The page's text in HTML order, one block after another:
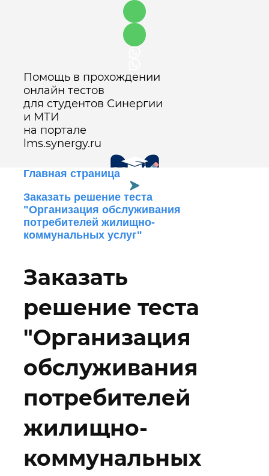
Помощь в прохождении
онлайн тестов
для студентов Синергии
и МТИ
на портале
lms.synergy.ru
Оставить заявку
Главная страница
Заказать решение теста
"Организация обслуживания
потребителей жилищно-
коммунальных услуг"
Заказать
решение теста
"Организация
обслуживания
потребителей
жилищно-
коммунальных